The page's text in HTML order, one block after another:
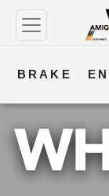
BRAKE
COOLING